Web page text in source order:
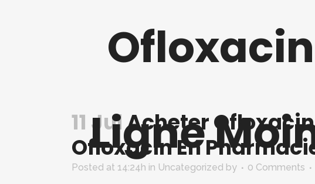
Ligne
11 JulAcheter
Ofloxacin En
Posted at 14:24h in Uncategorized by 0 Comments